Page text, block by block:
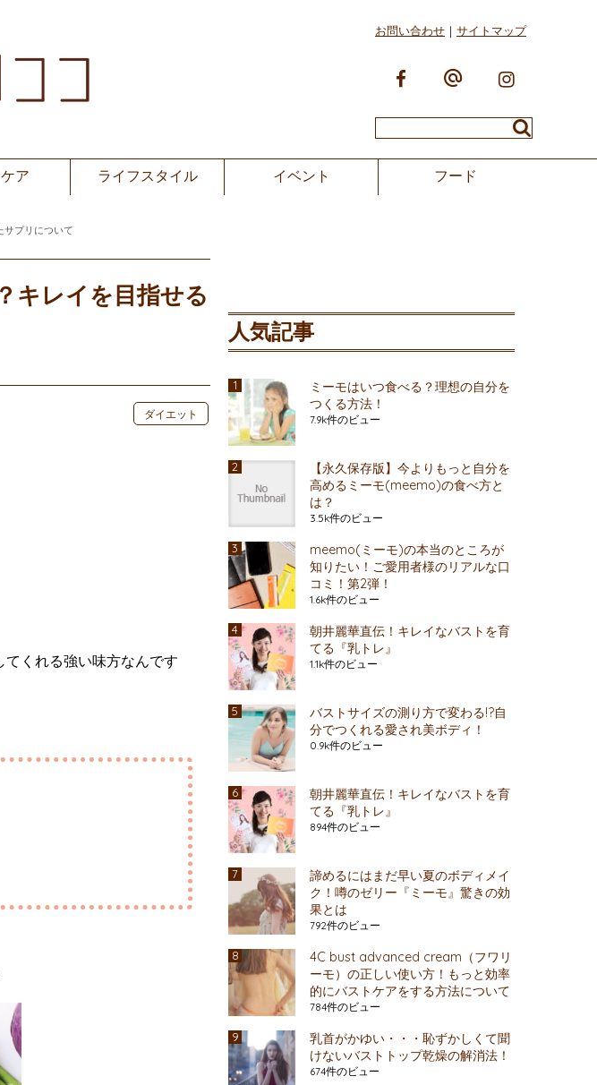
お問い合わせ サイトマップ
ア ライフスタイル イベント フード
サプリについて
キレイを目指せる
ダイエット
くれる強い味方なんです
人気記事
ミーモはいつ食べる？理想の自分を
つくる方法！
7.9k件のビュー
【永久保存版】今よりもっと自分を
高めるミーモ(meemo)の食べ方と
は？
3.5k件のビュー
meemo(ミーモ)の本当のところが
知りたい！ご愛用者様のリアルな口
コミ！第2弾！
1.6k件のビュー
朝井麗華直伝！キレイなバストを育
てる『乳トレ』
1.1k件のビュー
バストサイズの測り方で変わる!?自
分でつくれる愛され美ボディ！
0.9k件のビュー
朝井麗華直伝！キレイなバストを育
てる『乳トレ』
894件のビュー
諦めるにはまだ早い夏のボディメイ
ク！噂のゼリー『ミーモ』驚きの効
果とは
792件のビュー
4C bust advanced cream（フワリ
ーモ）の正しい使い方！もっと効率
的にバストケアをする方法について
784件のビュー
乳首がかゆい・・・恥ずかしくて聞
けないバストトップ乾燥の解消法！
674件のビュー